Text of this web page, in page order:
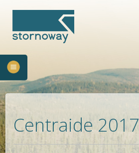
Centraide 2017